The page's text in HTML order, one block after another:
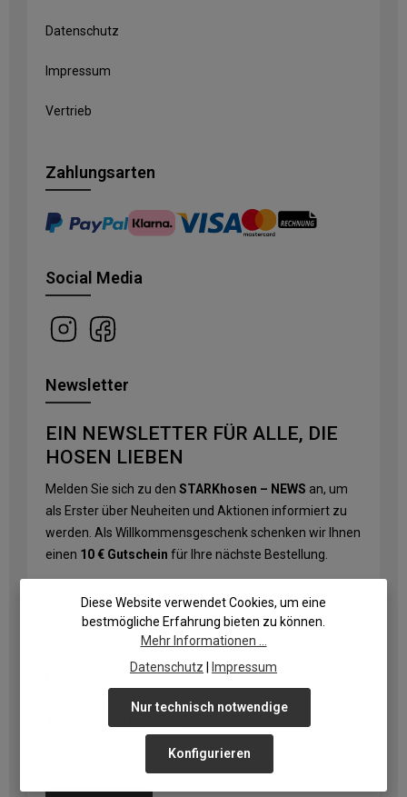
Datenschutz
Impressum
Vertrieb
Zahlungsarten
Social Media
Newsletter
EIN NEWSLETTER FÜR ALLE, DIE
HOSEN LIEBEN
Melden Sie sich zu den STARKhosen – NEWS an, um
als Erster über Neuheiten und Aktionen informiert zu
werden. Als Willkommensgeschenk schenken wir Ihnen
einen 10 € Gutschein für Ihre nächste Bestellung.
Datenschutzbestimmungenzur Kenntnis
Die mit einem Stern (*) markierten Felder sind Pflichtfelder.
Diese Website verwendet Cookies, um eine
bestmögliche Erfahrung bieten zu können.
Mehr Informationen ...
Datenschutz
Impressum
Nur technisch notwendige
Konfigurieren